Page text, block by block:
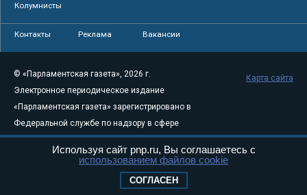
Колумнисты
Контакты Реклама Вакансии
© «Парламентская газета», 2026 г.
Электронное периодическое издание
«Парламентская газета» зарегистрировано в
Федеральной службе по надзору в сфере
связи, информационных технологий и
массовых коммуникаций (Роскомнадзор) 05
Свидетельство о регистрации Эл № ФС77-
Карта сайта
Используя сайт pnp.ru, Вы соглашаетесь с
использованием файлов cookie
СОГЛАСЕН